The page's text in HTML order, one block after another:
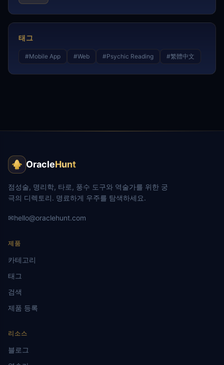
태그
#Mobile App #Web #Psychic Reading #繁體中文
OracleHunt
점성술, 명리학, 타로, 풍수 도구와 역술가를 위한 궁
극의 디렉토리. 명료하게 우주를 탐색하세요.
✉hello@oraclehunt.com
제품
카테고리
태그
검색
제품 등록
리소스
블로그